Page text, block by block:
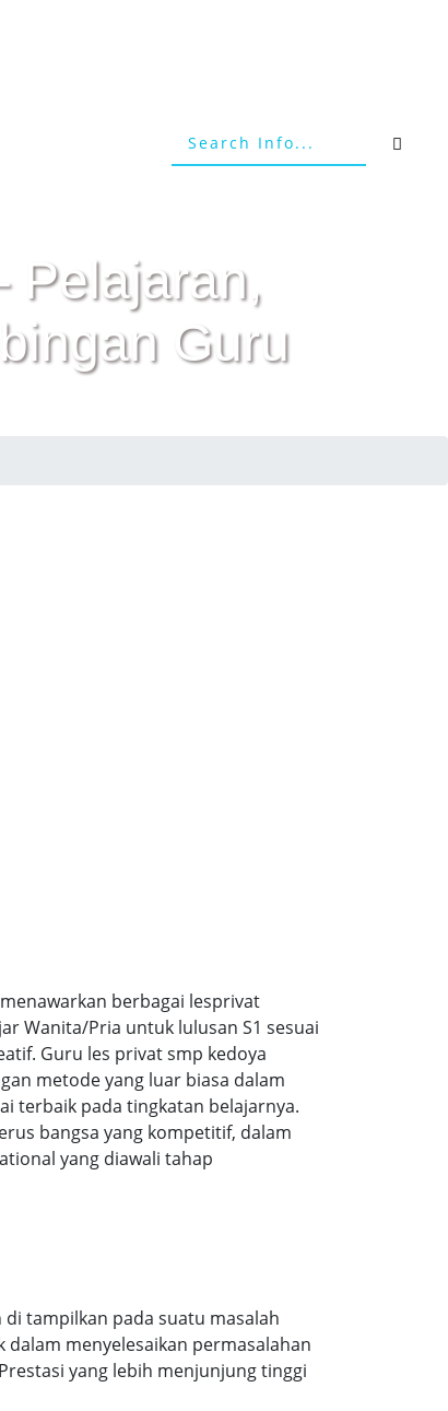
Pelajaran,
Guru
berbagai lesprivat
Wanita/Pria untuk lulusan S1 sesuai
Guru les privat smp kedoya
metode yang luar biasa dalam
terbaik pada tingkatan belajarnya.
bangsa yang kompetitif, dalam
yang diawali tahap
tampilkan pada suatu masalah
menyelesaikan permasalahan
yang lebih menjunjung tinggi